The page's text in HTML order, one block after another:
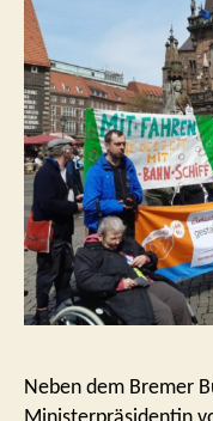
Neben dem Bremer